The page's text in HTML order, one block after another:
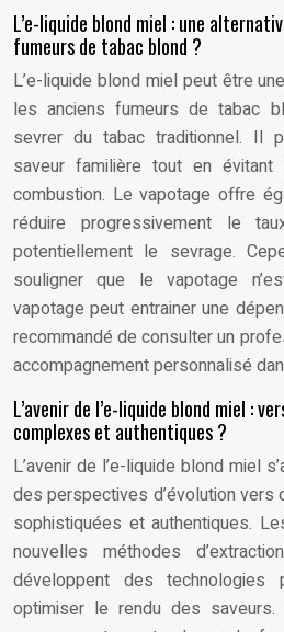
L’e-liquide blond miel : une
fumeurs de tabac blond ?
L’e-liquide blond miel peut être
les anciens fumeurs de tabac
sevrer du tabac traditionnel. Il
saveur familière tout en
combustion. Le vapotage offre
réduire progressivement le
potentiellement le sevrage.
souligner que le vapotage
vapotage peut entrainer une
recommandé de consulter un
accompagnement personnalisé
L’avenir de l’e-liquide blond miel :
complexes et authentiques ?
L’avenir de l’e-liquide blond miel
des perspectives d’évolution
sophistiquées et authentiques.
nouvelles méthodes
développent des technologies
optimiser le rendu des saveurs.